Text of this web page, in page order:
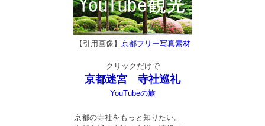
【引用画像】 京都フリー写真素材
クリックだけで
京都迷宮 寺社巡礼
YouTubeの旅
京都の寺社をもっと知りたい。